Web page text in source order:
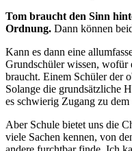
Tom braucht den Sinn
Ordnung. Dann können
Kann es dann eine
Grundschüler wissen, wofür
braucht. Einem Schüler der
Solange die grundsätzliche
es schwierig Zugang zu
Aber Schule bietet uns die
viele Sachen kennen, von